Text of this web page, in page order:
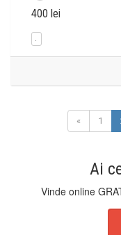
400 lei
« 1
Ai
Vinde online